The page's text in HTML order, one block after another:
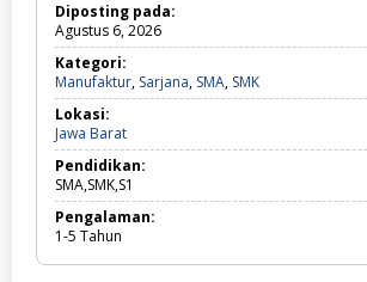
Diposting pada:
Agustus 6, 2026
Kategori:
Manufaktur, Sarjana, SMA, SMKManufaktur,
Sarjana,
Lokasi:
Jawa BaratJawa
Barat
Pendidikan:
SMA,SMK,S1
Pengalaman:
1-5 Tahun